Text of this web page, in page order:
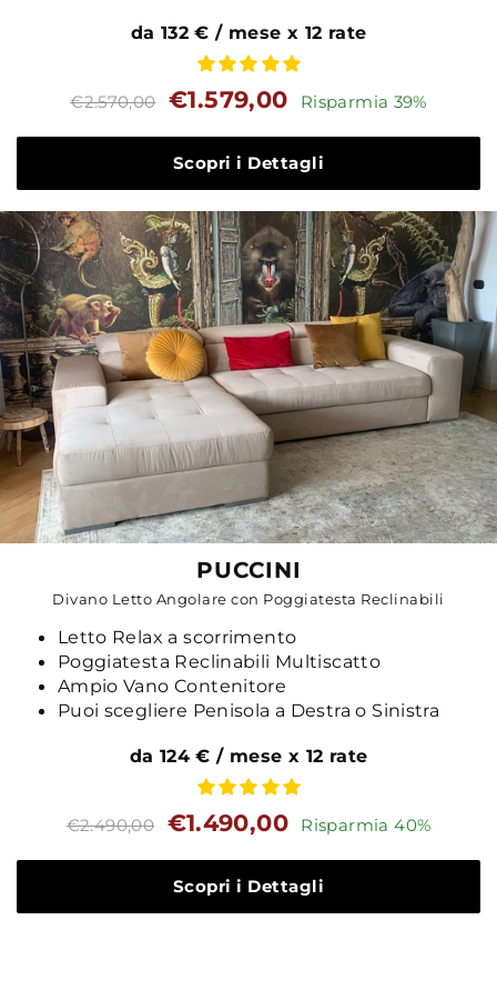
da 132 € / mese x 12 rate
Prezzo
standard
€2.570,00 Prezzo
€1.579,00 Risparmia 39%
Scopri i Dettagli
PUCCINI
Divano Letto Angolare con Poggiatesta Reclinabili
Letto Relax a scorrimento
Poggiatesta Reclinabili Multiscatto
Ampio Vano Contenitore
Puoi scegliere Penisola a Destra o Sinistra
da 124 € / mese x 12 rate
Prezzo
standard
€2.490,00 Prezzo
€1.490,00 Risparmia 40%
Scopri i Dettagli